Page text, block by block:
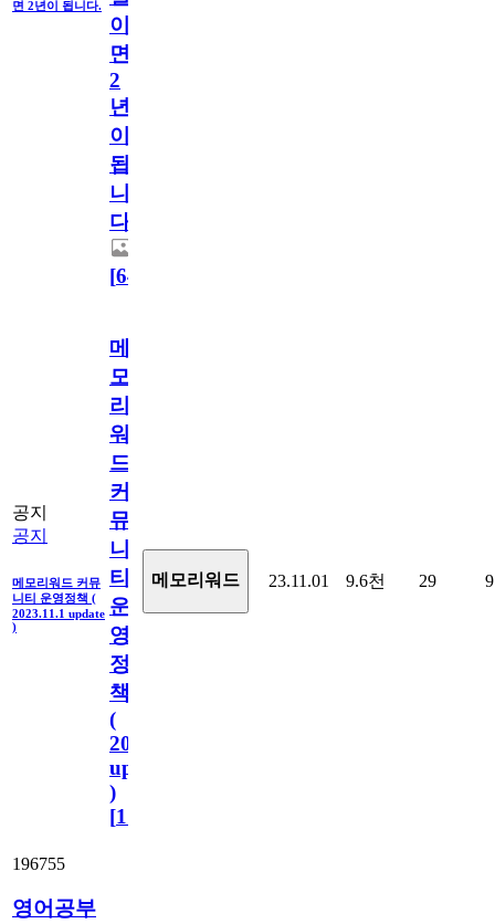
면 2년이 됩니다.
이
면
2
년
이
됩
니
다.
[64
공지
공지
메모리워드 커뮤
니티 운영정책 (
2023.11.1 update
)
메
모
리
워
드
커
뮤
니
티
운
영
정
책
(
2023.11.1
update
)
[110
메모리워드 23.11.01 9.6천 29 9
196755
영어공부